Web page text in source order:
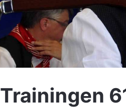
Trainingen